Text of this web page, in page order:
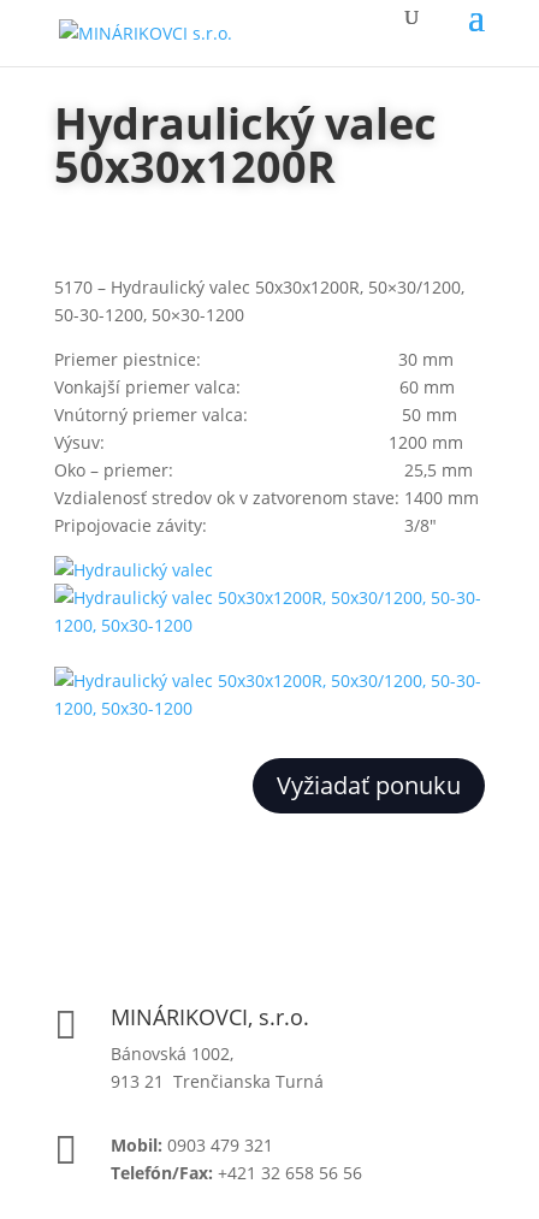
Hydraulický valec
50x30x1200R
5170 – Hydraulický valec 50x30x1200R, 50×30/1200,
50-30-1200, 50×30-1200
Priemer piestnice: 30 mm
Vonkajší priemer valca: 60 mm
Vnútorný priemer valca: 50 mm
Výsuv: 1200 mm
Oko – priemer: 25,5 mm
Vzdialenosť stredov ok v zatvorenom stave: 1400 mm
Pripojovacie závity: 3/8″
Vyžiadať ponuku
 MINÁRIKOVCI, s.r.o.
Bánovská 1002,
913 21 Trenčianska Turná
 Mobil: 0903 479 321
Telefón/Fax: +421 32 658 56 56